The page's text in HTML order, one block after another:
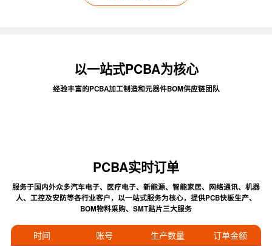
以一站式PCBA为核心
经验丰富的PCBA加工制造和元器件BOM供应链团队
PCBA实时订单
服务于国内外众多汽车电子、医疗电子、新能源、智能家居、网络通讯、机器
人、工控及安防等各行业客户，以一站式服务为核心，提供PCB快板生产、
BOM物料采购、SMT贴片三大服务
时间 账号 生产数量 订单金额